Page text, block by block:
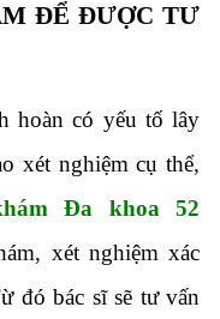
ĐỂ ĐƯỢC TƯ
hoàn có yếu tố lây
xét nghiệm cụ thể,
Đa khoa 52
xét nghiệm xác
đó bác sĩ sẽ tư vấn